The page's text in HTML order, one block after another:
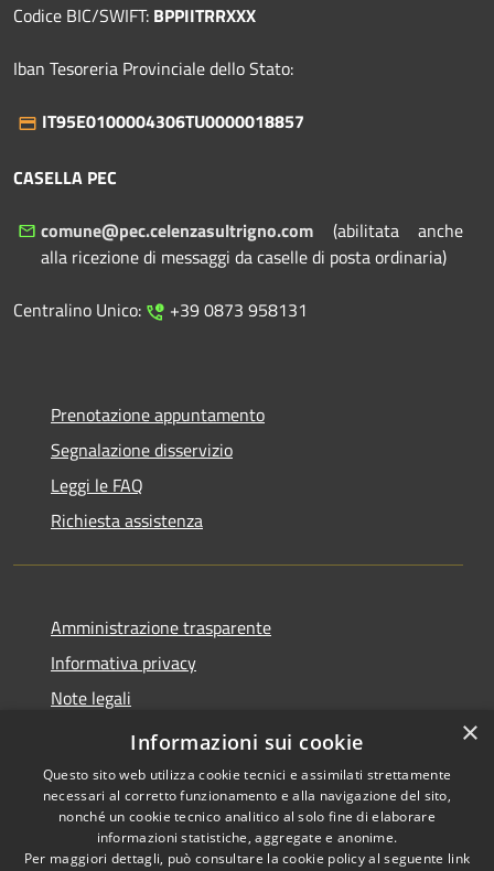
Codice BIC/SWIFT: BPPIITRRXXX
Iban Tesoreria Provinciale dello Stato:
IT95E0100004306TU0000018857
CASELLA PEC
comune@pec.celenzasultrigno.com (abilitata anche
alla ricezione di messaggi da caselle di posta ordinaria)
Centralino Unico:
+39 0873 958131
Prenotazione appuntamento
Segnalazione disservizio
Leggi le FAQ
Richiesta assistenza
Amministrazione trasparente
Informativa privacy
Note legali
Dichiarazione di accessibilità
Copyright © 2026 • Comune di
×
Informazioni sui cookie
Questo sito web utilizza cookie tecnici e assimilati strettamente
necessari al corretto funzionamento e alla navigazione del sito,
nonché un cookie tecnico analitico al solo fine di elaborare
informazioni statistiche, aggregate e anonime.
Per maggiori dettagli, può consultare la cookie policy al seguente link